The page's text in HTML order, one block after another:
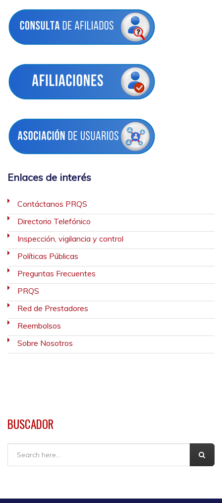
Enlaces de interés
Contáctanos PRQS
Directorio Telefónico
Inspección, vigilancia y control
Políticas Públicas
Preguntas Frecuentes
PRQS
Red de Prestadores
Reembolsos
Sobre Nosotros
BUSCADOR
Buscar